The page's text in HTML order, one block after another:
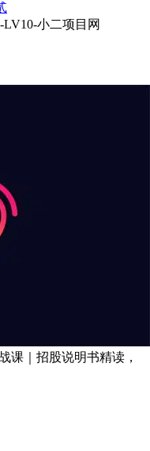
课｜招股说明书精读，